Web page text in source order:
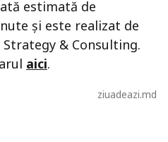
estimată de
și este realizat de
& Consulting.
aici.
ziuadeazi.md